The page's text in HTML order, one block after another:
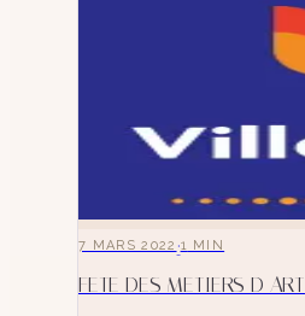
7 MARS 2022·1 MIN
FETE DES METIERS D ART